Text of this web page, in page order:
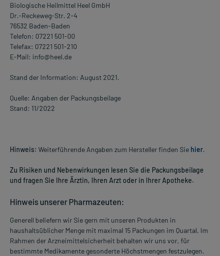
Biologische Heilmittel Heel GmbH
Dr.-Reckeweg-Str. 2-4
76532 Baden-Baden
Telefon: 07221 501-00
Telefax: 07221 501-210
E-Mail: info@heel.de
Stand der Information: August 2021.
Quelle: Angaben der Packungsbeilage
Stand: 11/2022
Hinweis: Weiterführende Angaben zum Hersteller finden Sie hier.
Zu Risiken und Nebenwirkungen lesen Sie die Packungsbeilage
und fragen Sie Ihre Ärztin, Ihren Arzt oder in Ihrer Apotheke.
Hinweis unserer Pharmazeuten:
Generell beliefern wir Sie gern mit unseren Produkten in
haushaltsüblicher Menge mit maximal 15 Packungen im Quartal. Im
Rahmen der Arzneimittelsicherheit behalten wir uns vor, für
bestimmte Medikamente gesonderte Höchstmengen festzulegen.